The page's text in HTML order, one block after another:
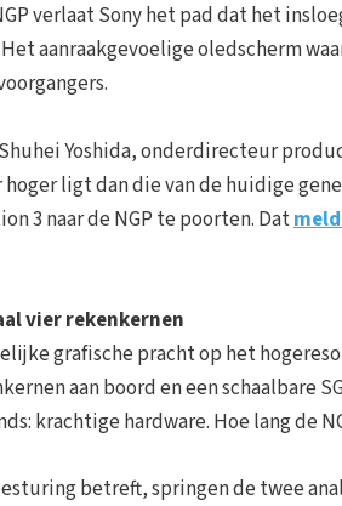
verlaat Sony het pad dat het
aanraakgevoelige oledscherm
Yoshida, onderdirecteur
ligt dan die van de huidige
3 naar de NGP te poorten. Dat
vier rekenkernen
grafische pracht op het
aan boord en een schaalbare
krachtige hardware. Hoe lang
betreft, springen de twee